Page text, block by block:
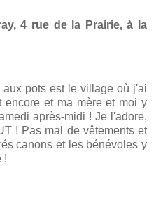
4 rue de la Prairie, à la
pots est le village où j'ai
encore et ma mère et moi y
après-midi ! Je l'adore,
! Pas mal de vêtements et
canons et les bénévoles y
!